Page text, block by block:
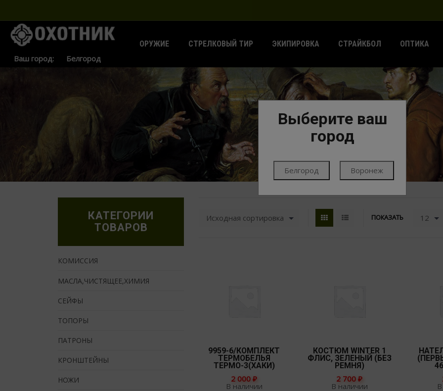
Ваш город:
ОРУЖИЕ СТРЕЛКОВЫЙ ТИР ЭКИПИРОВКА СТРАЙКБОЛ ОПТИКА
Выберите ваш
город
Белгород Воронеж
ГЛАВНАЯ ЭКИПИРОВКА
ТЕРМОБЕЛЬЁ
Исходная сортировка ПОКАЗАТЬ 12
9959-6/КОМПЛЕКТ
ТЕРМОБЕЛЬЯ
ТЕРМО-3(ХАКИ)
2 000₽
В наличии
КОСТЮМ WINTER 1
ФЛИС, ЗЕЛЕНЫЙ (БЕЗ
РЕМНЯ)
2 700₽
В наличии
КАТЕГОРИИ
ТОВАРОВ
КОМИССИЯ
МАСЛА,ЧИСТЯЩЕЕ,ХИМИЯ
СЕЙФЫ
ТОПОРЫ
ПАТРОНЫ
КРОНШТЕЙНЫ
НОЖИ